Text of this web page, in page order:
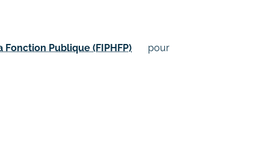
Publique (FIPHFP)
pour